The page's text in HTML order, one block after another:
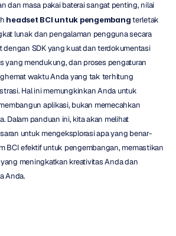
dan masa pakai baterai sangat penting, nilai
headset BCI untuk pengembang terletak
lunak dan pengalaman pengguna secara
dengan SDK yang kuat dan terdokumentasi
yang mendukung, dan proses pengaturan
waktu Anda yang tak terhitung
Hal ini memungkinkan Anda untuk
aplikasi, bukan memecahkan
Dalam panduan ini, kita akan melihat
untuk mengeksplorasi apa yang benar-
BCI efektif untuk pengembangan, memastikan
meningkatkan kreativitas Anda dan
Anda.